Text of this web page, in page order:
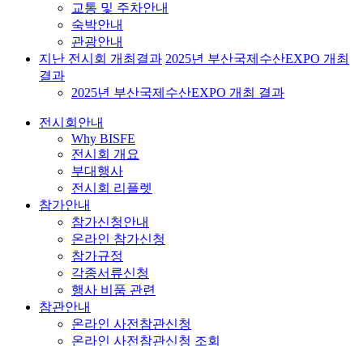
교통 및 주차안내
숙박안내
관광안내
지난 전시회 개최결과 2025년 부산국제수산EXPO 개최
결과
2025년 부산국제수산EXPO 개최 결과
전시회안내
Why BISFE
전시회 개요
부대행사
전시회 리플렛
참가안내
참가신청안내
온라인 참가신청
참가규정
각종서류신청
행사 비품 관련
참관안내
온라인 사전참관신청
온라인 사전참관신청 조회